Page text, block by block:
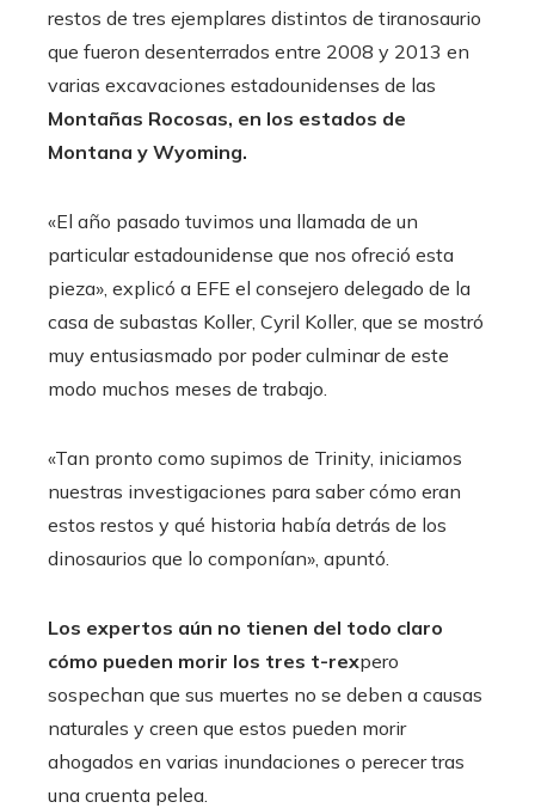
restos de tres ejemplares distintos de tiranosaurio
que fueron desenterrados entre 2008 y 2013 en
varias excavaciones estadounidenses de las
Montañas Rocosas, en los estados de
Montana y Wyoming.
«El año pasado tuvimos una llamada de un
particular estadounidense que nos ofreció esta
pieza», explicó a EFE el consejero delegado de la
casa de subastas Koller, Cyril Koller, que se mostró
muy entusiasmado por poder culminar de este
modo muchos meses de trabajo.
«Tan pronto como supimos de Trinity, iniciamos
nuestras investigaciones para saber cómo eran
estos restos y qué historia había detrás de los
dinosaurios que lo componían», apuntó.
Los expertos aún no tienen del todo claro
cómo pueden morir los tres t-rexpero
sospechan que sus muertes no se deben a causas
naturales y creen que estos pueden morir
ahogados en varias inundaciones o perecer tras
una cruenta pelea.